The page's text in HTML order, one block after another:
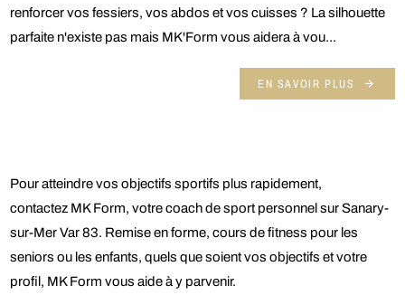
renforcer vos fessiers, vos abdos et vos cuisses ? La silhouette
parfaite n'existe pas mais MK'Form vous aidera à vou...
EN SAVOIR PLUS
Pour atteindre vos objectifs sportifs plus rapidement,
contactez MK Form, votre coach de sport personnel sur Sanary-
sur-Mer Var 83. Remise en forme, cours de fitness pour les
seniors ou les enfants, quels que soient vos objectifs et votre
profil, MK Form vous aide à y parvenir.